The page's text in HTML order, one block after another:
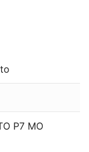
P7 MO